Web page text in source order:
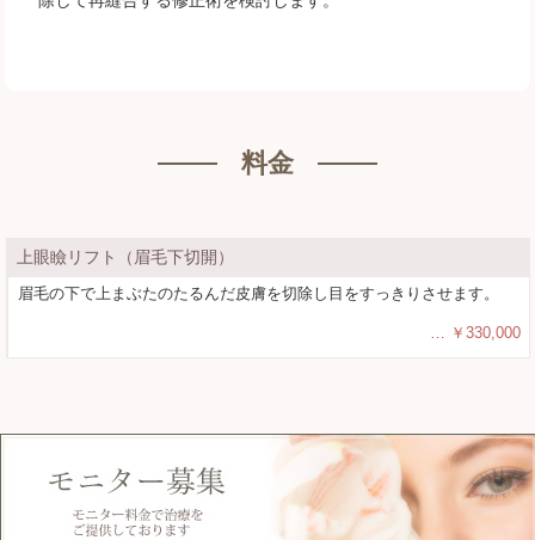
料金
上眼瞼リフト（眉毛下切開）
眉毛の下で上まぶたのたるんだ皮膚を切除し目をすっきりさせます。
￥330,000